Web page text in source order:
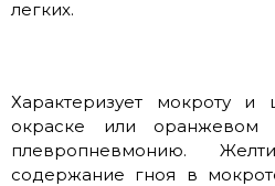
легких.
Характеризует мокроту и
окраске или оранжевом
плевропневмонию.
содержание гноя в